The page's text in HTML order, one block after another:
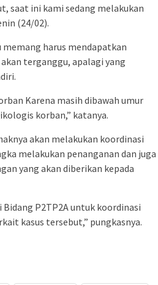
saat ini kami sedang melakukan
(24/02).
harus mendapatkan
terganggu, apalagi yang
Karena masih dibawah umur
korban,” katanya.
akan melakukan koordinasi
melakukan penanganan dan juga
yang akan diberikan kepada
P2TP2A untuk koordinasi
kasus tersebut,” pungkasnya.